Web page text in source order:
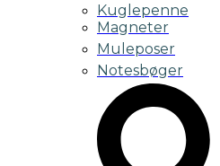
Kuglepenne
Magneter
Muleposer
Notesbøger